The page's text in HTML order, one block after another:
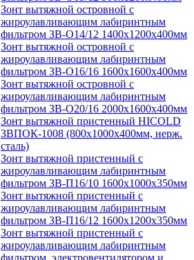
Зонт вытяжной островной с
жироулавливающим лабиринтным
фильтром ЗВ-О14/12 1400х1200х400мм
Зонт вытяжной островной с
жироулавливающим лабиринтным
фильтром ЗВ-О16/16 1600х1600х400мм
Зонт вытяжной островной с
жироулавливающим лабиринтным
фильтром ЗВ-О20/16 2000х1600х400мм
Зонт вытяжной пристенный HICOLD
ЗВПОК-1008 (800х1000х400мм, нерж.
сталь)
Зонт вытяжной пристенный с
жироулавливающим лабиринтным
фильтром ЗВ-П16/10 1600х1000х350мм
Зонт вытяжной пристенный с
жироулавливающим лабиринтным
фильтром ЗВ-П16/12 1600х1200х350мм
Зонт вытяжной пристенный с
жироулавливающим лабиринтным
фильтром, электровентилятором и